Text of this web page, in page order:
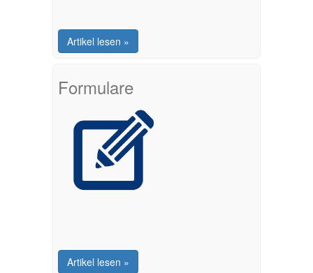
Artikel lesen »
Formulare
Artikel lesen »